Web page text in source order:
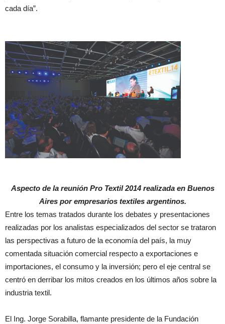
cada día”.
Aspecto de la reunión Pro Textil 2014 realizada en Buenos
Aires por empresarios textiles argentinos.
Entre los temas tratados durante los debates y presentaciones
realizadas por los analistas especializados del sector se trataron
las perspectivas a futuro de la economía del país, la muy
comentada situación comercial respecto a exportaciones e
importaciones, el consumo y la inversión; pero el eje central se
centró en derribar los mitos creados en los últimos años sobre la
industria textil.
El Ing. Jorge Sorabilla, flamante presidente de la Fundación